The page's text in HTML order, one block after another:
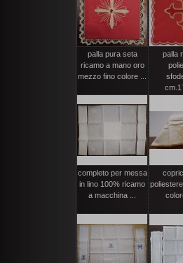
palla pura seta
ricamo a mano oro
mezzo fino colore ...
palla
completo per messa
in lino 100% ricamo
a macchina ...